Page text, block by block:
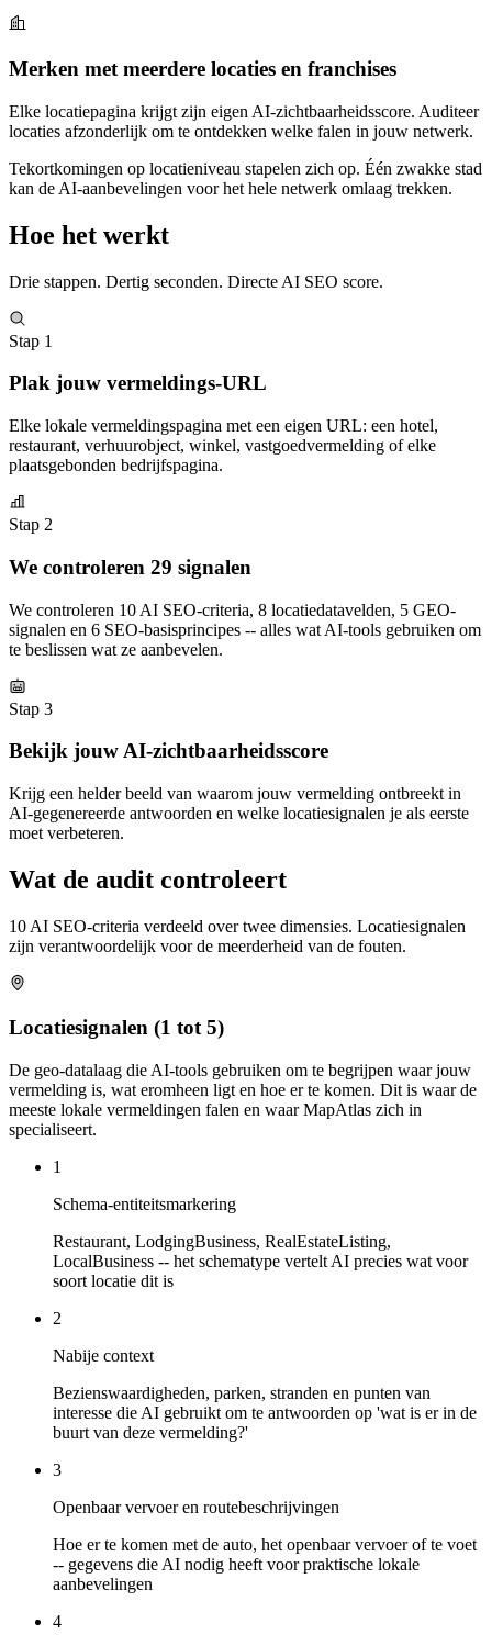
Merken met meerdere locaties en franchises
Elke locatiepagina krijgt zijn eigen AI-zichtbaarheidsscore. Auditeer
locaties afzonderlijk om te ontdekken welke falen in jouw netwerk.
Tekortkomingen op locatieniveau stapelen zich op. Één zwakke stad
kan de AI-aanbevelingen voor het hele netwerk omlaag trekken.
Hoe het werkt
Drie stappen. Dertig seconden. Directe AI SEO score.
Stap 1
Plak jouw vermeldings-URL
Elke lokale vermeldingspagina met een eigen URL: een hotel,
restaurant, verhuurobject, winkel, vastgoedvermelding of elke
plaatsgebonden bedrijfspagina.
Stap 2
We controleren 29 signalen
We controleren 10 AI SEO-criteria, 8 locatiedatavelden, 5 GEO-
signalen en 6 SEO-basisprincipes -- alles wat AI-tools gebruiken om
te beslissen wat ze aanbevelen.
Stap 3
Bekijk jouw AI-zichtbaarheidsscore
Krijg een helder beeld van waarom jouw vermelding ontbreekt in
AI-gegenereerde antwoorden en welke locatiesignalen je als eerste
moet verbeteren.
Wat de audit controleert
10 AI SEO-criteria verdeeld over twee dimensies. Locatiesignalen
zijn verantwoordelijk voor de meerderheid van de fouten.
Locatiesignalen (1 tot 5)
De geo-datalaag die AI-tools gebruiken om te begrijpen waar jouw
vermelding is, wat eromheen ligt en hoe er te komen. Dit is waar de
meeste lokale vermeldingen falen en waar MapAtlas zich in
specialiseert.
1
Schema-entiteitsmarkering
Restaurant, LodgingBusiness, RealEstateListing,
LocalBusiness -- het schematype vertelt AI precies wat voor
soort locatie dit is
2
Nabije context
Bezienswaardigheden, parken, stranden en punten van
interesse die AI gebruikt om te antwoorden op 'wat is er in de
buurt van deze vermelding?'
3
Openbaar vervoer en routebeschrijvingen
Hoe er te komen met de auto, het openbaar vervoer of te voet
-- gegevens die AI nodig heeft voor praktische lokale
aanbevelingen
4